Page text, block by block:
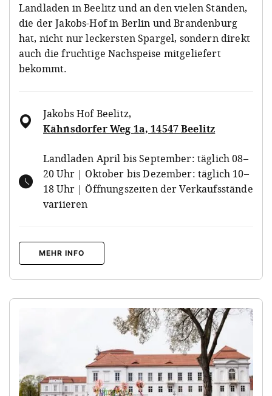
Landladen in Beelitz und an den vielen Ständen,
die der Jakobs-Hof in Berlin und Brandenburg
hat, nicht nur leckersten Spargel, sondern direkt
auch die fruchtige Nachspeise mitgeliefert
bekommt.
Jakobs Hof Beelitz,
Kähnsdorfer Weg 1a, 14547 Beelitz
Landladen April bis September: täglich 08–
20 Uhr | Oktober bis Dezember: täglich 10–
18 Uhr | Öffnungszeiten der Verkaufsstände
variieren
MEHR INFO